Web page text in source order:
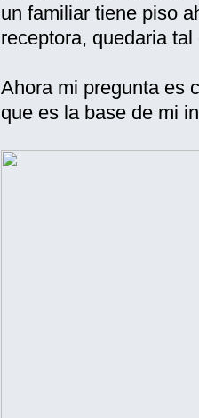
un familiar tiene piso
receptora, quedaria tal
Ahora mi pregunta es
que es la base de mi